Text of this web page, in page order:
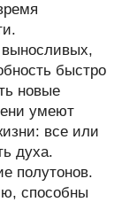
быстро
новые
умеют
все или
духа.
полутонов.
способны